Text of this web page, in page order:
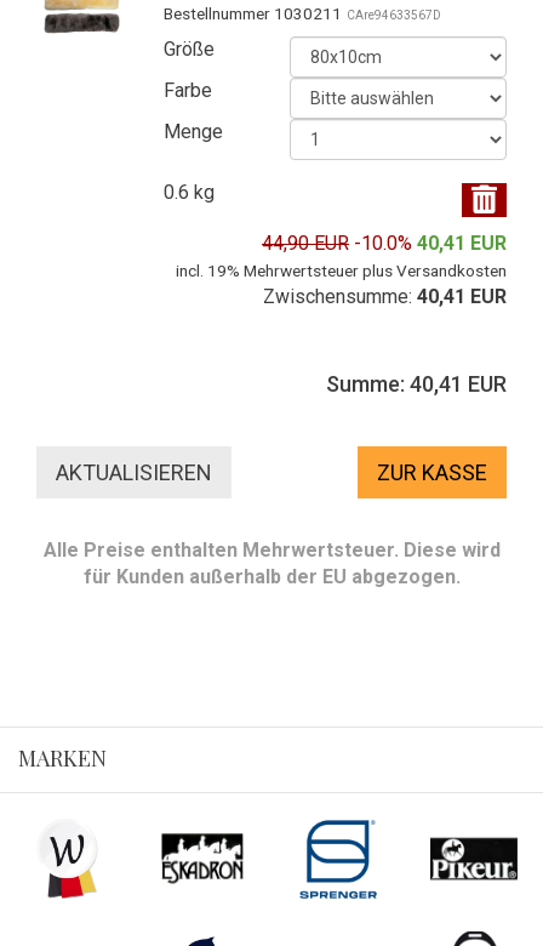
Bestellnummer 1030211 CAre94633567D
Größe
Farbe
Menge
0.6 kg
44,90 EUR -10.0% 40,41 EUR
incl. 19% Mehrwertsteuer plus Versandkosten
Zwischensumme: 40,41 EUR
Summe: 40,41 EUR
ZUR KASSE
Alle Preise enthalten Mehrwertsteuer. Diese wird
für Kunden außerhalb der EU abgezogen.
MARKEN